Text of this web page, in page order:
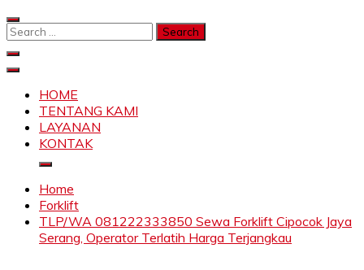
Skip
to
Search
SKYLIFTHOME
TENTANG KAMI
LAYANAN
KONTAK
Home
Forklift
TLP/WA 081222333850 Sewa Forklift Cipocok Jaya
Serang, Operator Terlatih Harga Terjangkau